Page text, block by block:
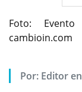
Foto:
cambioin.com
Por: Editor